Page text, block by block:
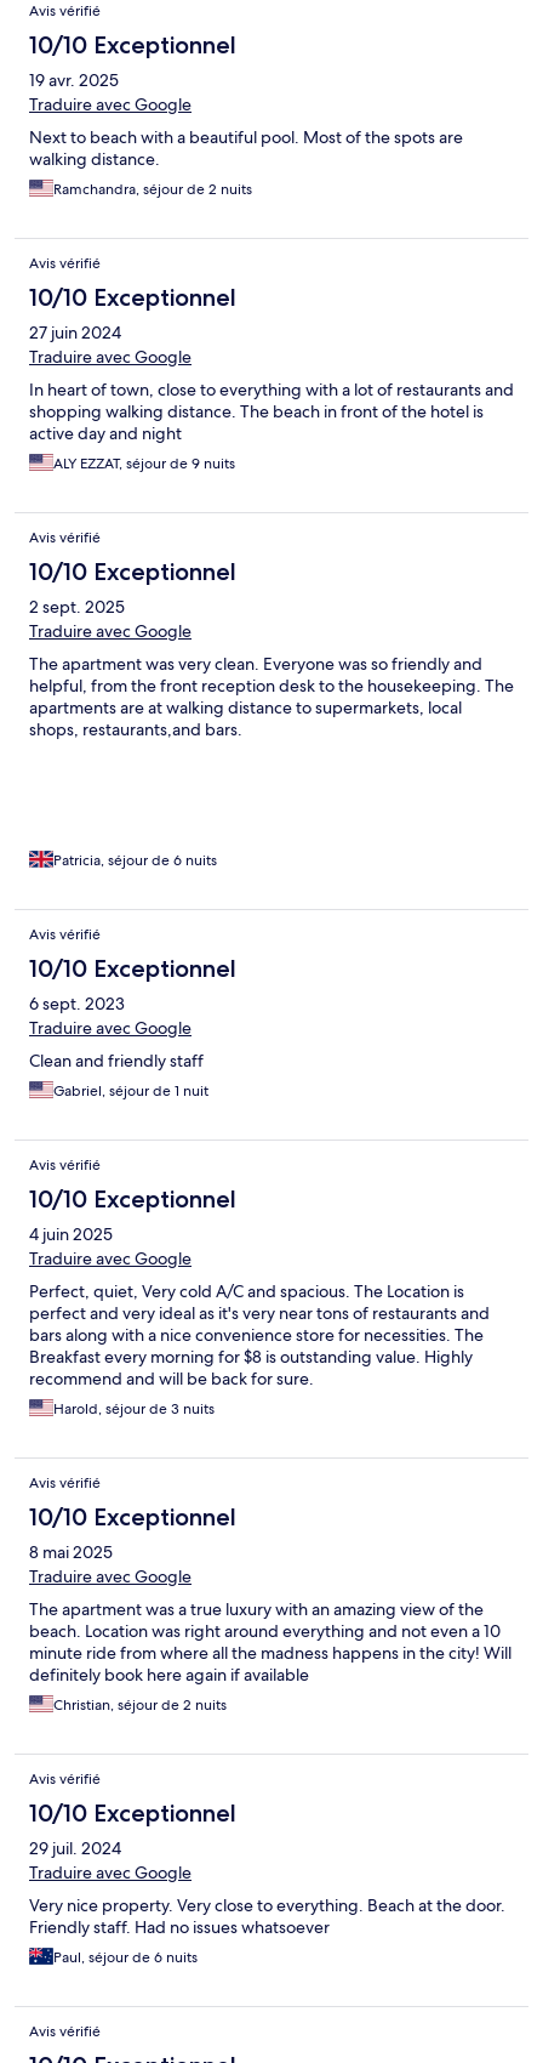
Avis vérifié
10/10 Exceptionnel
19 avr. 2025
Traduire avec Google
Next to beach with a beautiful pool. Most of the spots are
walking distance.
Ramchandra, séjour de 2 nuits
Avis vérifié
10/10 Exceptionnel
27 juin 2024
Traduire avec Google
In heart of town, close to everything with a lot of restaurants and
shopping walking distance. The beach in front of the hotel is
active day and night
ALY EZZAT, séjour de 9 nuits
Avis vérifié
10/10 Exceptionnel
2 sept. 2025
Traduire avec Google
The apartment was very clean. Everyone was so friendly and
helpful, from the front reception desk to the housekeeping. The
apartments are at walking distance to supermarkets, local
shops, restaurants,and bars.
Patricia, séjour de 6 nuits
Avis vérifié
10/10 Exceptionnel
6 sept. 2023
Traduire avec Google
Clean and friendly staff
Gabriel, séjour de 1 nuit
Avis vérifié
10/10 Exceptionnel
4 juin 2025
Traduire avec Google
Perfect, quiet, Very cold A/C and spacious. The Location is
perfect and very ideal as it's very near tons of restaurants and
bars along with a nice convenience store for necessities. The
Breakfast every morning for $8 is outstanding value. Highly
recommend and will be back for sure.
Harold, séjour de 3 nuits
Avis vérifié
10/10 Exceptionnel
8 mai 2025
Traduire avec Google
The apartment was a true luxury with an amazing view of the
beach. Location was right around everything and not even a 10
minute ride from where all the madness happens in the city! Will
definitely book here again if available
Christian, séjour de 2 nuits
Avis vérifié
10/10 Exceptionnel
29 juil. 2024
Traduire avec Google
Very nice property. Very close to everything. Beach at the door.
Friendly staff. Had no issues whatsoever
Paul, séjour de 6 nuits
Avis vérifié